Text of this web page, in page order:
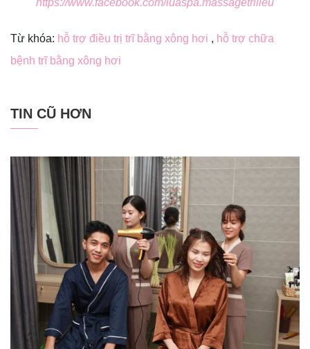
https://www.facebook.com/luaspa.massagetrilieu
Từ khóa: hỗ trợ điều trị trĩ bằng xông hơi , hỗ trợ chữa
bệnh trĩ bằng xông hơi
TIN CŨ HƠN